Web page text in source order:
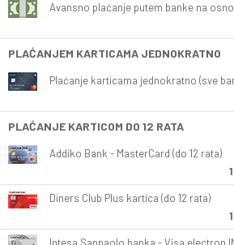
Avansno plaćanje putem banke na
PLAĆANJEM KARTICAMA JEDNOKRATNO
Plaćanje karticama jednokratno (sve
PLAĆANJE KARTICOM DO 12 RATA
Addiko Bank - MasterCard (do 12 rata)
Diners Club Plus kartica (do 12 rata)